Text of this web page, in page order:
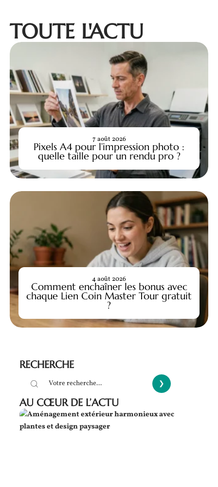
TOUTE L'ACTU
Pixels A4 pour l’impression photo :
quelle taille pour un rendu pro ?
7 août 2026
Comment enchaîner les bonus avec
chaque Lien Coin Master Tour gratuit
?
4 août 2026
RECHERCHE
AU CŒUR DE L’ACTU